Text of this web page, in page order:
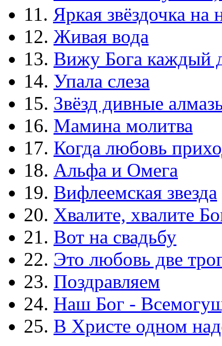
11. Яркая звёздочка на
12. Живая вода
13. Вижу Бога каждый
14. Упала слеза
15. Звёзд дивные
16. Мамина молитва
17. Когда любовь
18. Альфа и Омега
19. Вифлеемская звезда
20. Хвалите, хвалите
21. Вот на свадьбу
22. Это любовь две
23. Поздравляем
24. Наш Бог -
25. В Христе одном